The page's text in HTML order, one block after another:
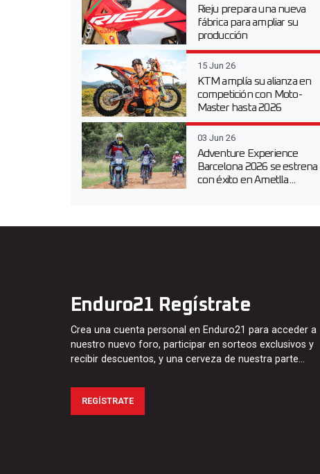
Rieju prepara una nueva
fábrica para ampliar su
producción
15 Jun 26
KTM amplía su alianza en
competición con Moto-
Master hasta 2026
03 Jun 26
Adventure Experience
Barcelona 2026 se estrena
con éxito en Ametlla...
Enduro21 Regístrate
Crea una cuenta personal en Enduro21 para acceder a
nuestro nuevo foro, participar en sorteos exclusivos y
recibir descuentos, y una cerveza de nuestra parte…
REGÍSTRATE